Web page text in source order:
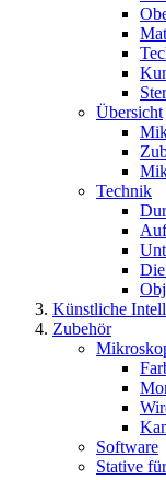
Übersicht
Technik
Künstliche
Zubehör
Software
Stative